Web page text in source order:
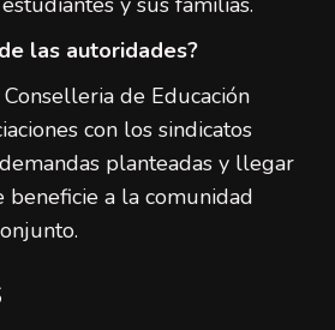
las autoridades?
de Educación
con los sindicatos
planteadas y llegar
beneficie a la comunidad